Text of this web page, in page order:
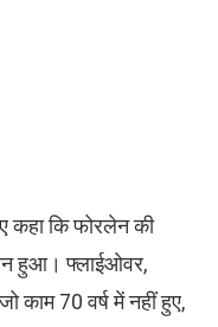
कहा कि फोरलेन की
हुआ। फ्लाईओवर,
काम 70 वर्ष में नहीं हुए,